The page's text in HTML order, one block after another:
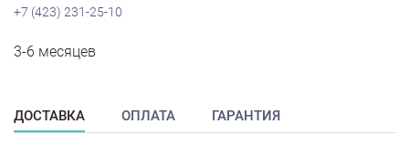
+7 (423) 231-25-10
3-6 месяцев
ДОСТАВКА ОПЛАТА ГАРАНТИЯ